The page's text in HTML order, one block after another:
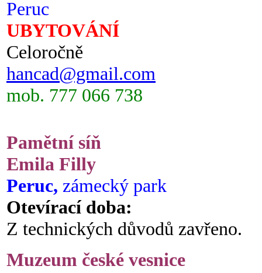
Peruc
UBYTOVÁNÍ
Celoročně
hancad@gmail.com
mob. 777 066 738
Pamětní síň
Emila Filly
Peruc, zámecký park
Otevírací doba:
Z technických důvodů zavřeno.
Muzeum české vesnice